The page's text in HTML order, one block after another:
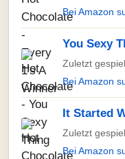
Bei Amazon
You Sexy
Zuletzt
Bei Amazon
It Started
Zuletzt
Bei Amazon